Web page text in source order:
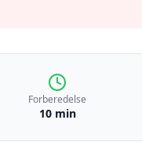
Forberedelse
10 min